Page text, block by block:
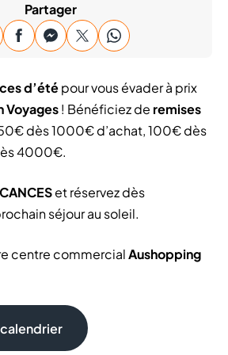
Partager
d’étépour vous évader à prix
Voyages! Bénéficiez de remises
dès 1000€ d’achat, 100€ dès
4000€.
et réservez dès
séjour au soleil.
centre commercialAushopping